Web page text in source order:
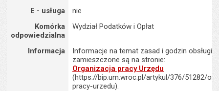
E - usługa
nie
Komórka
odpowiedzialna
Wydział Podatków i Opłat
Informacja
Informacje na temat zasad i godzin obsługi
zamieszczone są na stronie:
Organizacja pracy Urzędu
(https://bip.um.wroc.pl/artykul/376/51282/
pracy-urzedu).